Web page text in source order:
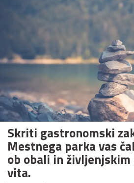
Skriti gastronomski
Mestnega parka vas
ob obali in življenjskim
vita.